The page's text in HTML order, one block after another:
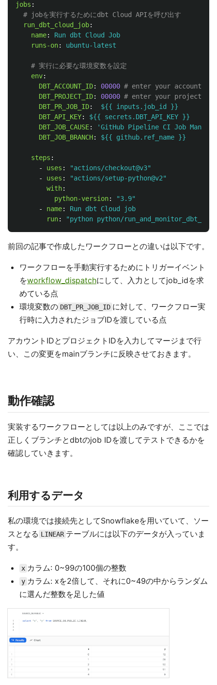
jobs :
# jobを実行するためにdbt Cloud APIを呼び出す
run_dbt_cloud_job:
name:
Run dbt Cloud Job
runs-on: ubuntu-latest
# 実行に必要な環境変数を設定
env:
DBT_ACCOUNT_ID: 00000 # enter your account id
DBT_PROJECT_ID: 00000 # enter your project id
DBT_PR_JOB_ID:
${{ inputs.job_id }}
DBT_API_KEY:
${{ secrets.DBT_API_KEY }}
DBT_JOB_CAUSE: 'GitHub Pipeline CI Job
DBT_JOB_BRANCH: ${{ github.ref_name }}
steps :
-
uses : "actions/checkout@v3"
-
uses : "actions/setup-python@v2"
with:
python-version: "3.9"
-
name:
Run dbt Cloud job
run: "python python/
前回の記事で作成したワークフローとの違いは以下です。
ワークフローを手動実行するためにトリガーイベント
をworkflow_dispatchにして、入力としてjob_idを求
めている点
環境変数の DBT_PR_JOB_ID に対して、ワークフロー実
行時に入力されたジョブIDを渡している点
アカウントIDとプロジェクトIDを入力してマージまで行
い、この変更をmainブランチに反映させておきます。
動作確認
実装するワークフローとしては以上のみですが、ここでは
正しくブランチとdbtのjob IDを渡してテストできるかを
確認していきます。
利用するデータ
私の環境では接続先としてSnowflakeを用いていて、ソー
スとなる LINEAR テーブルには以下のデータが入っていま
す。
x カラム: 0~99の100個の整数
y カラム: xを2倍して、それに0~49の中からランダム
に選んだ整数を足した値